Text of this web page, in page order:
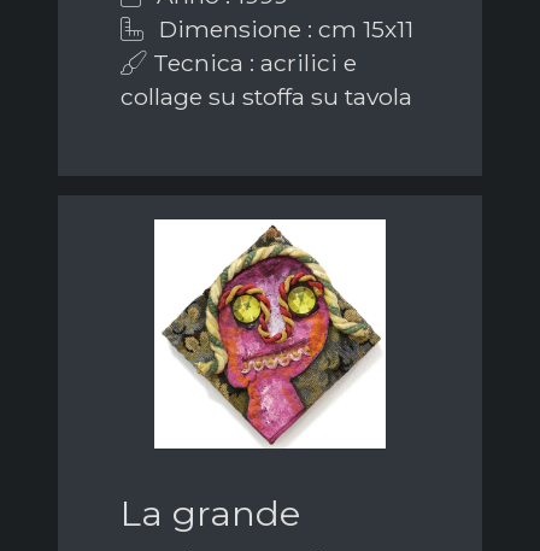
Dimensione : cm 15x11
Tecnica : acrilici e
collage su stoffa su tavola
La grande